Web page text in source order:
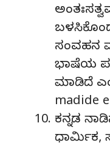
ಸಂವಹನ
ಭಾಷೆಯ
ಮಾಡಿದೆ
madide
ಕನ್ನಡ
ಧಾರ್ಮಿಕ,